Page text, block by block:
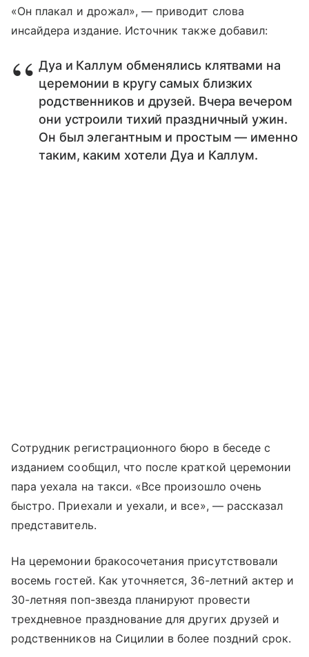
«Он плакал и дрожал», — приводит слова
инсайдера издание. Источник также добавил:
Дуа и Каллум обменялись клятвами на
церемонии в кругу самых близких
родственников и друзей. Вчера вечером
они устроили тихий праздничный ужин.
Он был элегантным и простым — именно
таким, каким хотели Дуа и Каллум.
Сотрудник регистрационного бюро в беседе с
изданием сообщил, что после краткой церемонии
пара уехала на такси. «Все произошло очень
быстро. Приехали и уехали, и все», — рассказал
представитель.
На церемонии бракосочетания присутствовали
восемь гостей. Как уточняется, 36-летний актер и
30-летняя поп-звезда планируют провести
трехдневное празднование для других друзей и
родственников на Сицилии в более поздний срок.